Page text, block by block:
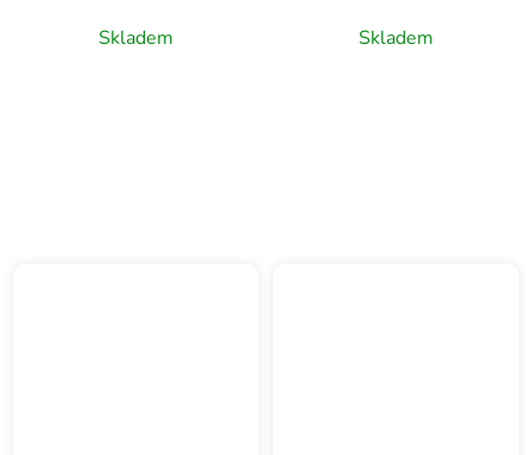
Skladem
Skladem